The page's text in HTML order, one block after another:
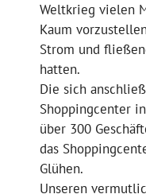
Weltkrieg vielen
Kaum
Strom und
hatten.
Die sich
Shoppingcenter
über 300
das
Glühen.
Unseren